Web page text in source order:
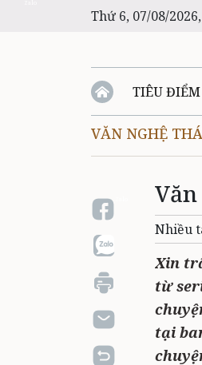
Thứ 6, 07/08/
TIÊU ĐIỂM
VĂN NGHỆ
Nhiều
Xin
từ
tại